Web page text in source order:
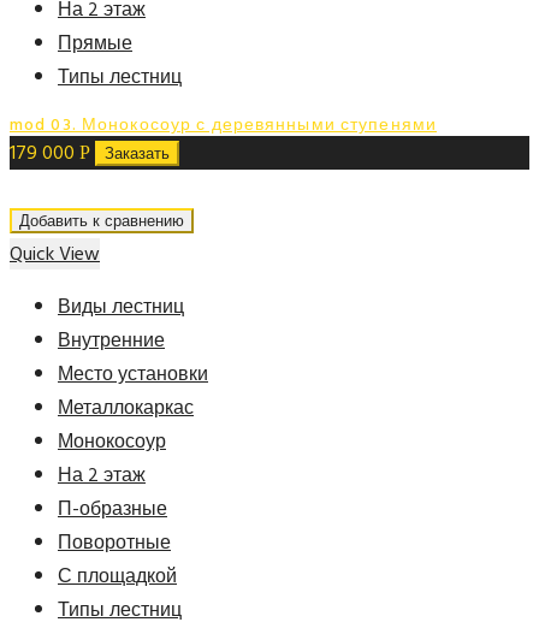
На 2 этаж
Прямые
Типы лестниц
mod 03. Монокосоур с деревянными ступенями
179 000 Р Заказать
Добавить к сравнению
Quick View
Виды лестниц
Внутренние
Место установки
Металлокаркас
Монокосоур
На 2 этаж
П-образные
Поворотные
С площадкой
Типы лестниц